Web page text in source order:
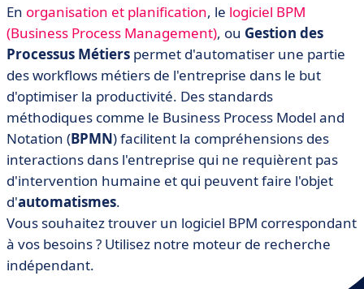
En organisation et planification, le logiciel BPM
(Business Process Management), ou Gestion des
Processus Métiers permet d'automatiser une partie
des workflows métiers de l'entreprise dans le but
d'optimiser la productivité. Des standards
méthodiques comme le Business Process Model and
Notation (BPMN) facilitent la compréhensions des
interactions dans l'entreprise qui ne requièrent pas
d'intervention humaine et qui peuvent faire l'objet
d'automatismes.
Vous souhaitez trouver un logiciel BPM correspondant
à vos besoins ? Utilisez notre moteur de recherche
indépendant.